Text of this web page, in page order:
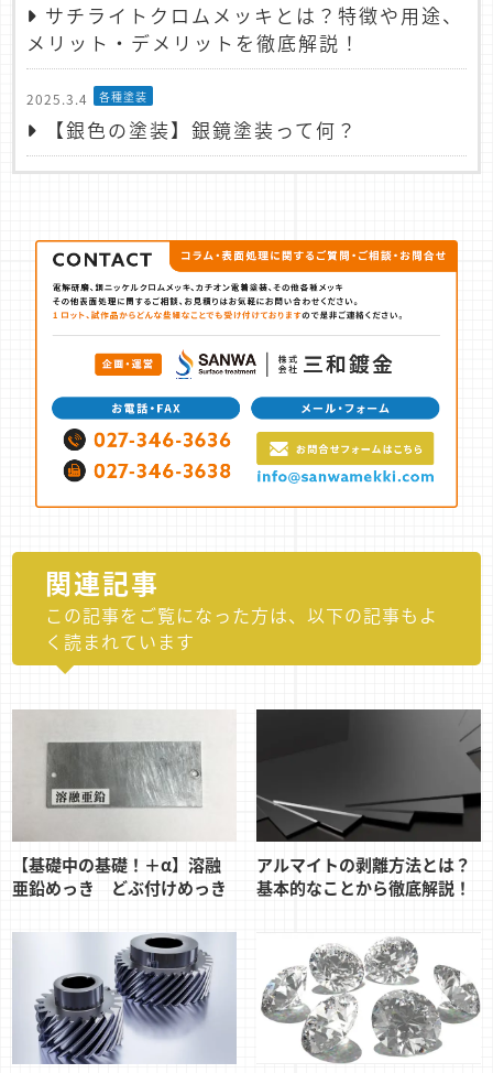
サチライトクロムメッキとは？特徴や用途、
メリット・デメリットを徹底解説！
2025.3.4 各種塗装
【銀色の塗装】銀鏡塗装って何？
関連記事
この記事をご覧になった方は、以下の記事もよ
く読まれています
【基礎中の基礎！＋α】溶融
亜鉛めっき どぶ付けめっき
アルマイトの剥離方法とは？
基本的なことから徹底解説！